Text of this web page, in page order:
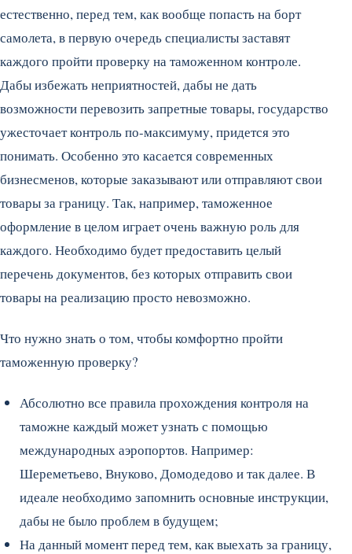
естественно, перед тем, как вообще попасть на борт
самолета, в первую очередь специалисты заставят
каждого пройти проверку на таможенном контроле.
Дабы избежать неприятностей, дабы не дать
возможности перевозить запретные товары, государство
ужесточает контроль по-максимуму, придется это
понимать. Особенно это касается современных
бизнесменов, которые заказывают или отправляют свои
товары за границу. Так, например, таможенное
оформление в целом играет очень важную роль для
каждого. Необходимо будет предоставить целый
перечень документов, без которых отправить свои
товары на реализацию просто невозможно.
Что нужно знать о том, чтобы комфортно пройти
таможенную проверку?
Абсолютно все правила прохождения контроля на
таможне каждый может узнать с помощью
международных аэропортов. Например:
Шереметьево, Внуково, Домодедово и так далее. В
идеале необходимо запомнить основные инструкции,
дабы не было проблем в будущем;
На данный момент перед тем, как выехать за границу,